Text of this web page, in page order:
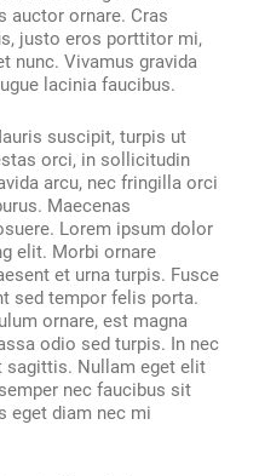
auctor ornare. Cras
justo eros porttitor mi,
nunc. Vivamus gravida
lacinia faucibus.
suscipit, turpis ut
orci, in sollicitudin
arcu, nec fringilla orci
Maecenas
Lorem ipsum dolor
elit. Morbi ornare
et urna turpis. Fusce
sed tempor felis porta.
ornare, est magna
odio sed turpis. In nec
sagittis. Nullam eget elit
nec faucibus sit
eget diam nec mi